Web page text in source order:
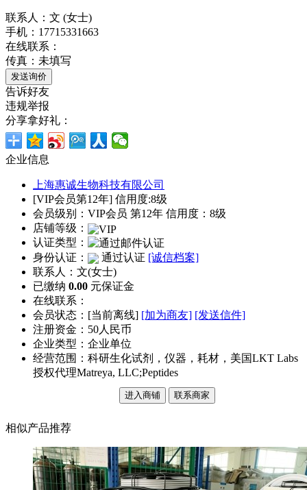
联系人：文 (女士)
手机：17715331663
在线联系：
传真：未填写
告诉好友
违规举报
分享拿好礼：
企业信息
上海惠诚生物科技有限公司
[VIP会员第12年] 信用度:8级
会员级别：VIP会员 第12年 信用度：8级
店铺等级：
认证类型：
身份认证：
通过认证 [诚信档案]
联系人：文(女士)
已缴纳 0.00 元保证金
在线联系：
会员状态：[当前离线] [加为商友] [发送信件]
注册资金：50人民币
企业类型：企业单位
经营范围：科研生化试剂，仪器，耗材，美国LKT Labs
授权代理Matreya, LLC;Peptides
进入商铺 联系商家
相似产品推荐